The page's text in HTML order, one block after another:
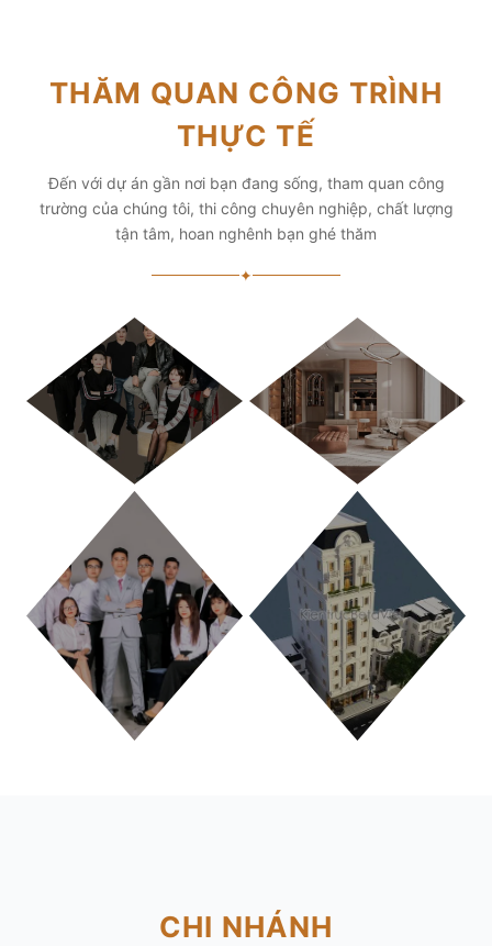
THĂM QUAN CÔNG TRÌNH
THỰC TẾ
Đến với dự án gần nơi bạn đang sống, tham quan công
trường của chúng tôi, thi công chuyên nghiệp, chất lượng
tận tâm, hoan nghênh bạn ghé thăm
✦
TP. HỒ CHÍ MINH
CHI NHÁNH